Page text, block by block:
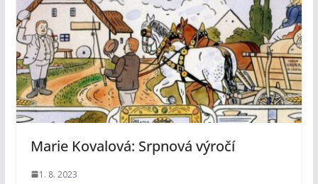
Marie Kovalová: Srpnová výročí
1. 8. 2023